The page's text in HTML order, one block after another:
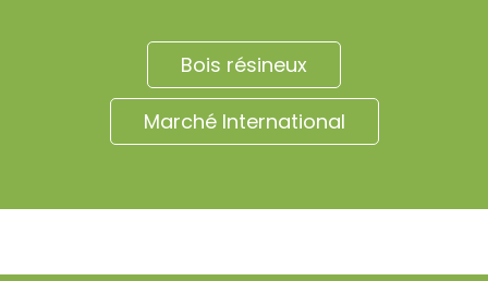
Bois résineux
Marché International